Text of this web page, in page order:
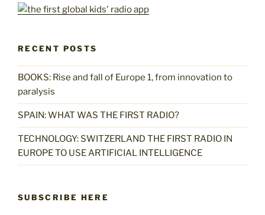
RECENT POSTS
BOOKS: Rise and fall of Europe 1, from innovation to
paralysis
SPAIN: WHAT WAS THE FIRST RADIO?
TECHNOLOGY: SWITZERLAND THE FIRST RADIO IN
EUROPE TO USE ARTIFICIAL INTELLIGENCE
SUBSCRIBE HERE